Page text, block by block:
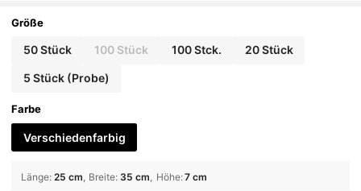
Deckel, unverzichtbare Aufbewahrungsprodukte
e, Reise, Camping, Grillzubehör
Größe
50 Stück 100 Stück 100 Stck. 20 Stück
5 Stück (Probe)
Farbe
Verschiedenfarbig
Länge: 25 cm Breite: 35 cm Höhe:7 cm